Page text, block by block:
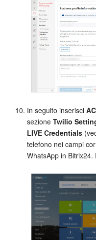
In seguito inserisci
sezione Twilio
LIVE Credentials
telefono nei campi
WhatsApp in Bitrix24.